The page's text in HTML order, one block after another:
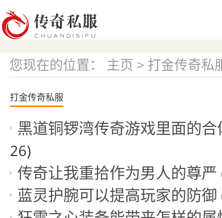
您现在的位置： 主页 > 打金传奇私
打金传奇私服
黑道铜锣湾传奇游戏里面的
26)
传奇让我重拾作为男人的尊严
蓝灵护腕可以提高玩家的防御